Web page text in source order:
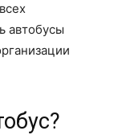
автобусы